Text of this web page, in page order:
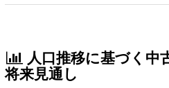
人口推移に基づく中
将来見通し